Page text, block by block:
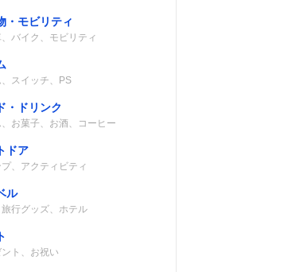
・モビリティ
バイク、モビリティ
スイッチ、PS
・ドリンク
お菓子、お酒、コーヒー
ドア
、アクティビティ
ル
行グッズ、ホテル
ト、お祝い